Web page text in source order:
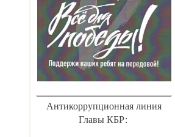
Антикоррупционная линия
Главы КБР: